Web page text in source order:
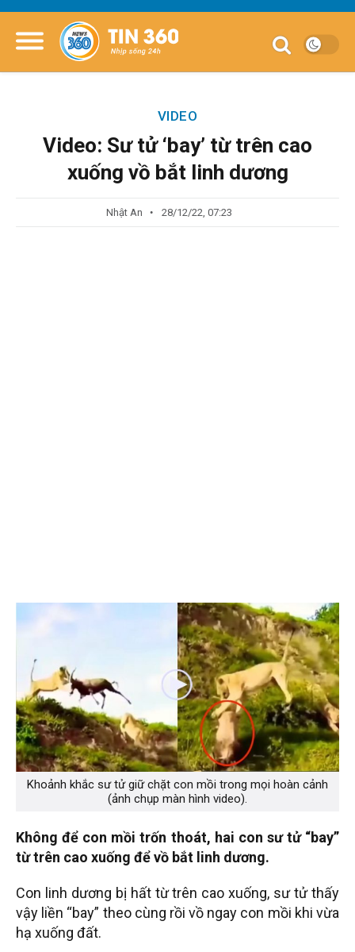
VIDEO
Video: Sư tử ‘bay’ từ trên cao
xuống vồ bắt linh dương
Nhật An 28/12/22, 07:23
Khoảnh khắc sư tử giữ chặt con mồi trong mọi hoàn cảnh
(ảnh chụp màn hình video).
Không để con mồi trốn thoát, hai con sư tử “bay”
từ trên cao xuống để vồ bắt linh dương.
Con linh dương bị hất từ trên cao xuống, sư tử thấy
vậy liền “bay” theo cùng rồi vồ ngay con mồi khi vừa
hạ xuống đất.